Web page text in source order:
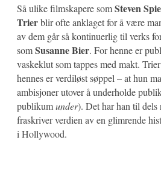
Så ulike filmskapere somSteven
Trierblir ofte anklaget for å være
av dem går så kontinuerlig til verks
somSusanne Bier. For henne er
vaskeklut som tappes med makt.
hennes er verdiløst søppel – at hun
ambisjoner utover å underholde
publikumunder). Det har han til dels
fraskriver verdien av en glimrende
i Hollywood.